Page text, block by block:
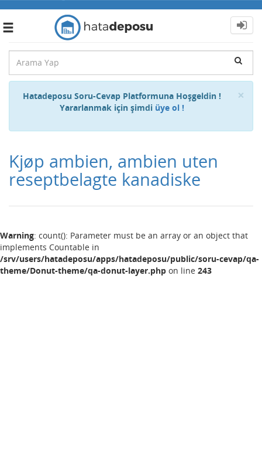
Toggle
×
Hatadeposu Soru-Cevap Platformuna Hoşgeldin !
Yararlanmak için şimdi üye ol !
Kjøp ambien, ambien uten
reseptbelagte kanadiske
Warning: count(): Parameter must be an array or an object that
implements Countable in
/srv/users/hatadeposu/apps/hatadeposu/public/soru-cevap/qa-
theme/Donut-theme/qa-donut-layer.php on line 243